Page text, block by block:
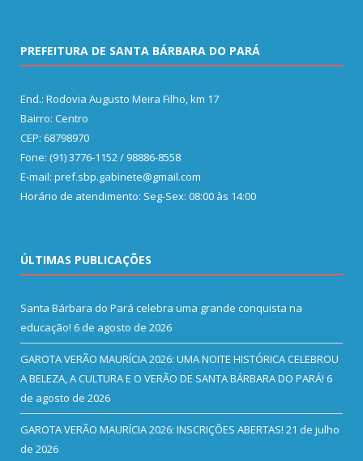
PREFEITURA DE SANTA BÁRBARA DO PARÁ
End.: Rodovia Augusto Meira Filho, km 17
Bairro: Centro
CEP: 68798970
Fone: (91) 3776-1152 / 98886-8558
E-mail: pref.sbp.gabinete@gmail.com
Horário de atendimento: Seg-Sex: 08:00 às 14:00
ÚLTIMAS PUBLICAÇÕES
Santa Bárbara do Pará celebra uma grande conquista na
educação! 6 de agosto de 2026
GAROTA VERÃO MAURÍCIA 2026: UMA NOITE HISTÓRICA CELEBROU
A BELEZA, A CULTURA E O VERÃO DE SANTA BÁRBARA DO PARÁ! 6
de agosto de 2026
GAROTA VERÃO MAURÍCIA 2026: INSCRIÇÕES ABERTAS! 21 de julho
de 2026